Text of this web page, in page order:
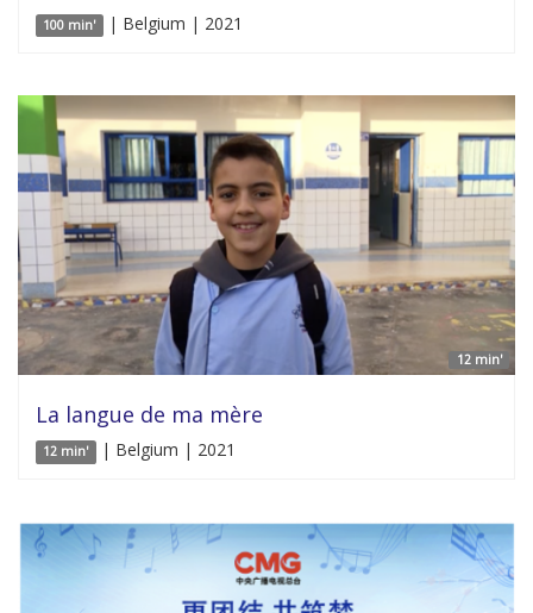
100 min' | Belgium | 2021
12 min'
La langue de ma mère
12 min' | Belgium | 2021